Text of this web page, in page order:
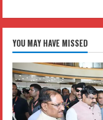
YOU MAY HAVE MISSED